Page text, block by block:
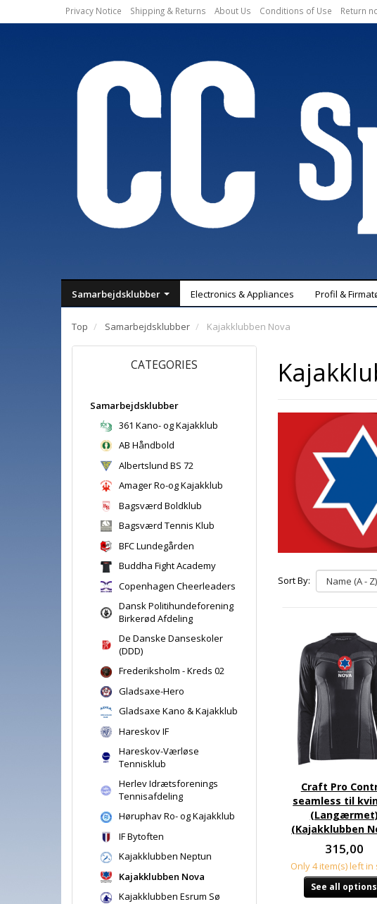
Privacy Notice Shipping & Returns About Us Conditions of Use Return
Samarbejdsklubber Electronics & Appliances Profil &
Top Samarbejdsklubber Kajakklubben Nova
CATEGORIES
Samarbejdsklubber
361 Kano- og Kajakklub
AB Håndbold
Albertslund BS 72
Amager Ro-og Kajakklub
Bagsværd Boldklub
Bagsværd Tennis Klub
BFC Lundegården
Buddha Fight Academy
Copenhagen Cheerleaders
Dansk Politihundeforening
Birkerød Afdeling
De Danske Danseskoler
(DDD)
Frederiksholm - Kreds 02
Gladsaxe-Hero
Gladsaxe Kano & Kajakklub
Hareskov IF
Hareskov-Værløse
Tennisklub
Herlev Idrætsforenings
Tennisafdeling
Høruphav Ro- og Kajakklub
IF Bytoften
Kajakklubben Neptun
Kajakklubben Nova
Kajakklubben Esrum Sø
Sort By:
Craft Pro
seamless til
(Kajakklubben
315,00
Only 4 item(s) left in
See all options